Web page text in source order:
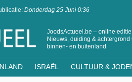
Donderdag 25 Juni 0:36
JoodsActueel.be – online editie
Nieuws, duiding & achtergrond
binnen- en buitenland
ISRAËL CULTUUR &